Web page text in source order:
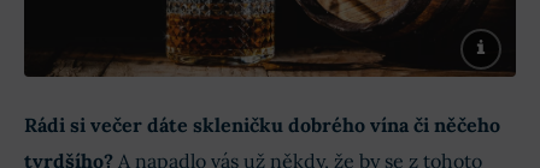
Rádi si večer dáte skleničku dobrého vína či něčeho
tvrdšího? A napadlo vás už někdy, že by se z tohoto